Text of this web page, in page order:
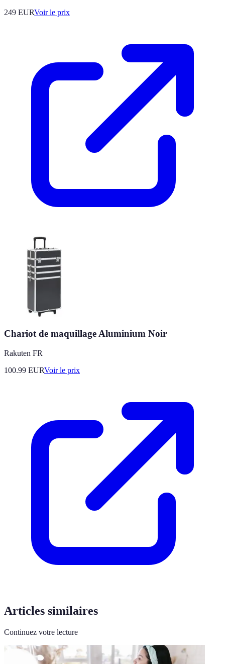
249 EURVoir le prix
Chariot de maquillage Aluminium Noir
Rakuten FR
100.99 EURVoir le prix
Articles similaires
Continuez votre lecture